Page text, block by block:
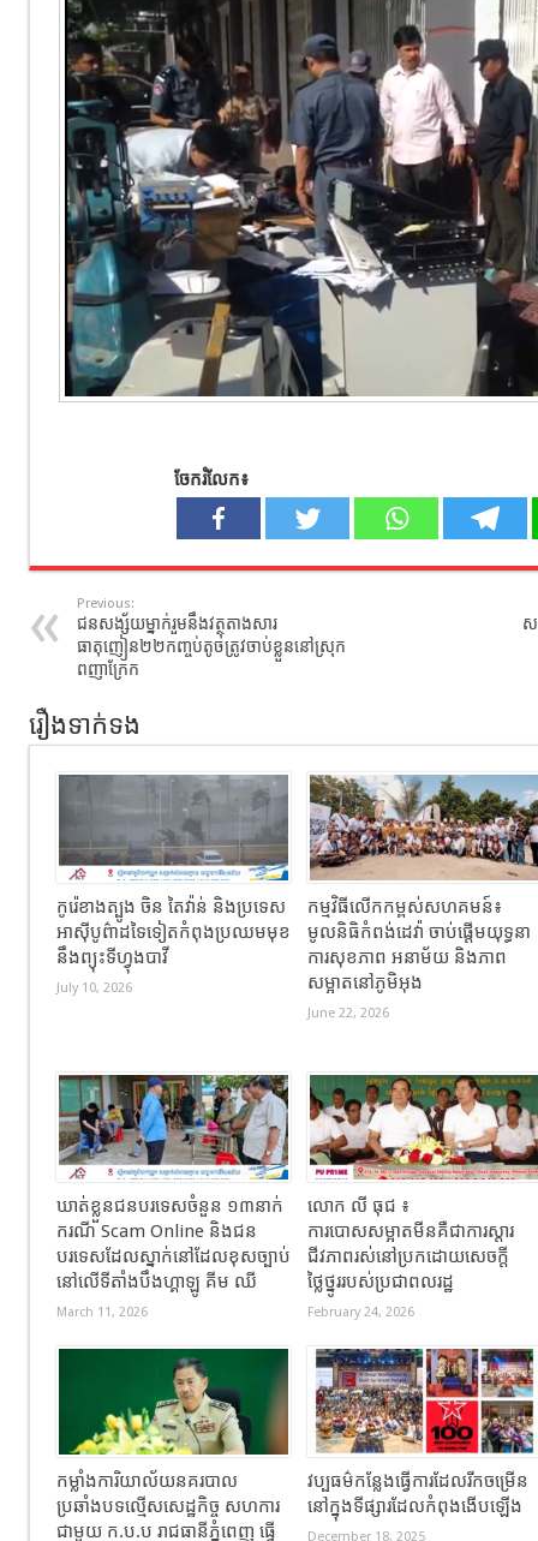
ចែករំលែក៖
Previous:
ជនសង្ស័យម្នាក់រួមនឹងវត្ថុតាងសារ
ធាតុញៀន២២កញ្ចប់តូចត្រូវចាប់ខ្លួននៅស្រុក
ពញាក្រែក
ស
រឿងទាក់ទង
កូរ៉េខាងត្បូង ចិន តៃវ៉ាន់ និងប្រទេស
អាស៊ីបូព៌ាដទៃទៀតកំពុងប្រឈមមុខ
នឹងព្យុះទីហ្វុងបាវី
July 10, 2026
កម្មវិធីលើកកម្ពស់សហគមន៍៖
មូលនិធិកំពង់ដេវ៉ា ចាប់ផ្តើមយុទ្ធនា
ការសុខភាព អនាម័យ និងភាព
សម្អាតនៅភូមិអុង
June 22, 2026
ឃាត់ខ្លួនជនបរទេសចំនួន ១៣នាក់
ករណី Scam Online និងជន
បរទេសដែលស្នាក់នៅដែលខុសច្បាប់
នៅលើទីតាំងបឹងហ្គាឡូ គីម ឈី
March 11, 2026
លោក លី ធុជ ៖
ការបោសសម្អាតមីនគឺជាការស្តារ
ជីវភាពរស់នៅប្រកដោយសេចក្តី
ថ្លៃថ្នូររបស់ប្រជាពលរដ្ឋ
February 24, 2026
កម្លាំងការិយាល័យនគរបាល
ប្រឆាំងបទល្មើសសេដ្ឋកិច្ច សហការ
ជាមួយ ក.ប.ប រាជធានីភ្នំពេញ ធ្វើ
វប្បធម៌កន្លែងធ្វើការដែលរីកចម្រើន
នៅក្នុងទីផ្សារដែលកំពុងងើបឡើង
December 18, 2025